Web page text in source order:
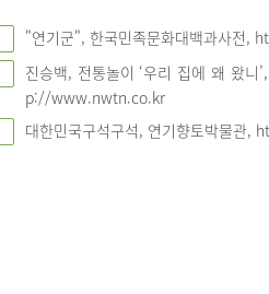
"연기군", 한국민족문화대백과사전
진승백, 전통놀이 ‘우리 집에 왜 왔
p://www.nwtn.co.kr
대한민국구석구석, 연기향토박물